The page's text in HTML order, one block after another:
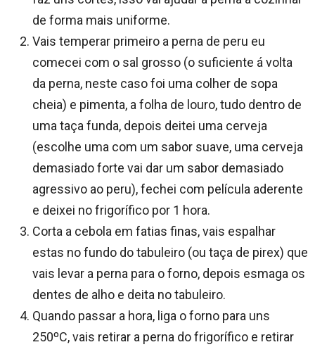
de forma mais uniforme.
Vais temperar primeiro a perna de peru eu
comecei com o sal grosso (o suficiente á volta
da perna, neste caso foi uma colher de sopa
cheia) e pimenta, a folha de louro, tudo dentro de
uma taça funda, depois deitei uma cerveja
(escolhe uma com um sabor suave, uma cerveja
demasiado forte vai dar um sabor demasiado
agressivo ao peru), fechei com película aderente
e deixei no frigorífico por 1 hora.
Corta a cebola em fatias finas, vais espalhar
estas no fundo do tabuleiro (ou taça de pirex) que
vais levar a perna para o forno, depois esmaga os
dentes de alho e deita no tabuleiro.
Quando passar a hora, liga o forno para uns
250ºC, vais retirar a perna do frigorífico e retirar